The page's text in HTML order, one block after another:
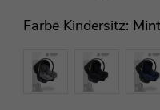
Farbe Kindersitz: Mint